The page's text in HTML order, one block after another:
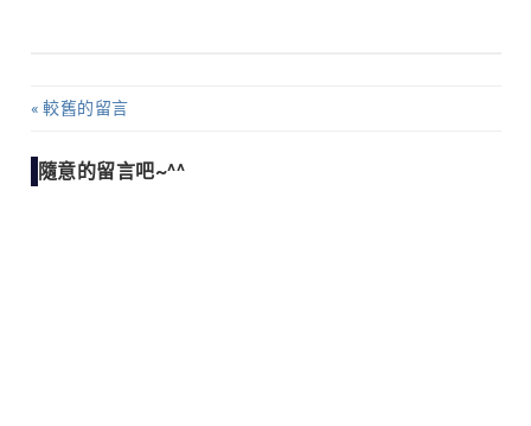
留
言
較舊的留言
隨意的留言吧~^^